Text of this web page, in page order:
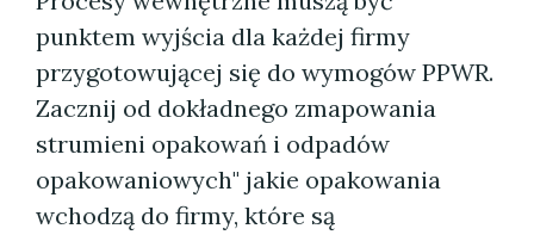
punktem wyjścia dla każdej firmy
przygotowującej się do wymogów PPWR.
Zacznij od dokładnego zmapowania
strumieni opakowań i odpadów
opakowaniowych" jakie opakowania
wchodzą do firmy, które są